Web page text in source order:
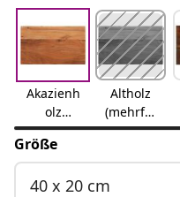
Akazienh
olz
(naturbel
assen)
Altholz
(mehrfar
big)
Größe
40 x 20 cm